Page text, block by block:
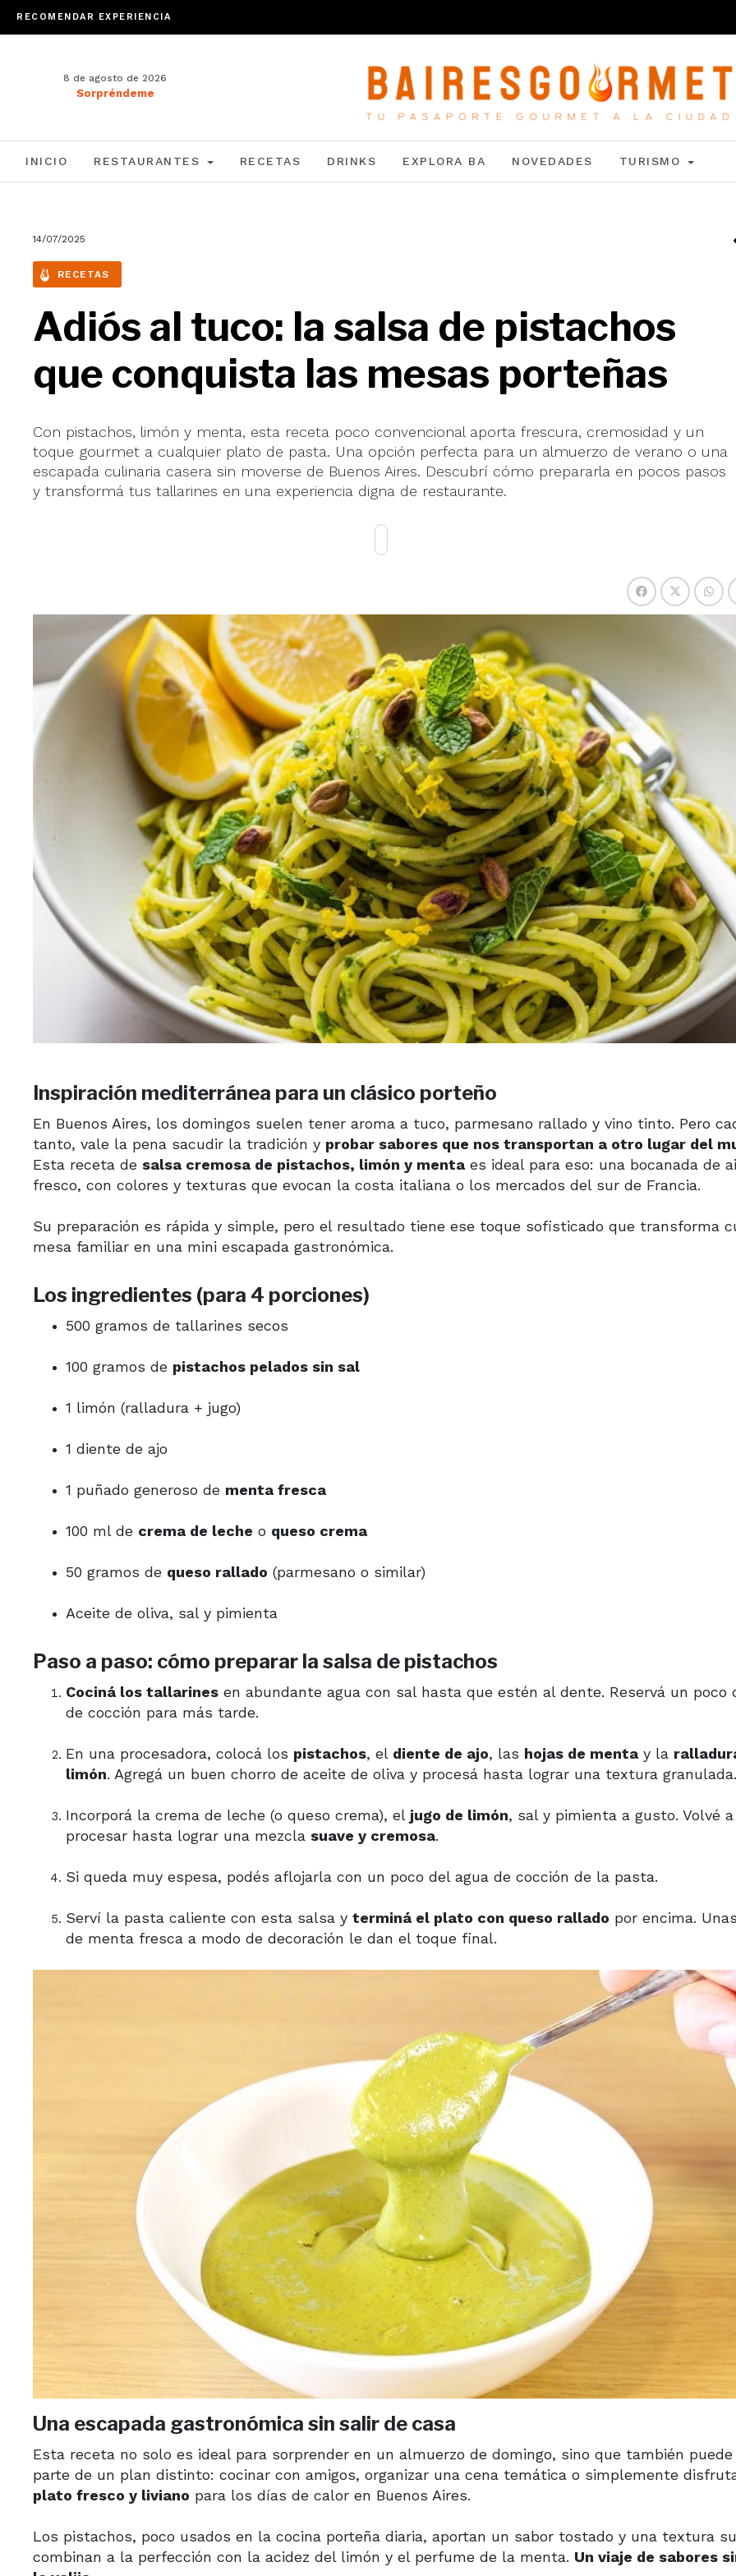
RECOMENDAR EXPERIENCIA
8 de agosto de 2026
Sorpréndeme
INICIO RESTAURANTES RECETAS DRINKS EXPLORA BA NOVEDADES TURISMO
14/07/2025
RECETAS
Adiós al tuco: la salsa de pistachos
que conquista las mesas porteñas
Con pistachos, limón y menta, esta receta poco convencional aporta frescura, cremosidad y un
toque gourmet a cualquier plato de pasta. Una opción perfecta para un almuerzo de verano o una
escapada culinaria casera sin moverse de Buenos Aires. Descubrí cómo prepararla en pocos pasos
y transformá tus tallarines en una experiencia digna de restaurante.
Inspiración mediterránea para un clásico porteño
En Buenos Aires, los domingos suelen tener aroma a tuco, parmesano rallado y vino tinto. Pero
tanto, vale la pena sacudir la tradición y probar sabores que nos transportan a otro lugar del
Esta receta de salsa cremosa de pistachos, limón y menta es ideal para eso: una bocanada de
fresco, con colores y texturas que evocan la costa italiana o los mercados del sur de Francia.
Su preparación es rápida y simple, pero el resultado tiene ese toque sofisticado que transforma
mesa familiar en una mini escapada gastronómica.
Los ingredientes (para 4 porciones)
500 gramos de tallarines secos
100 gramos de pistachos pelados sin sal
1 limón (ralladura + jugo)
1 diente de ajo
1 puñado generoso de menta fresca
100 ml de crema de leche o queso crema
50 gramos de queso rallado (parmesano o similar)
Aceite de oliva, sal y pimienta
Paso a paso: cómo preparar la salsa de pistachos
Cociná los tallarines en abundante agua con sal hasta que estén al dente. Reservá un poco
de cocción para más tarde.
En una procesadora, colocá los pistachos, el diente de ajo, las hojas de menta y la
limón. Agregá un buen chorro de aceite de oliva y procesá hasta lograr una textura granulada.
Incorporá la crema de leche (o queso crema), el jugo de limón, sal y pimienta a gusto. Volvé a
procesar hasta lograr una mezcla suave y cremosa.
Si queda muy espesa, podés aflojarla con un poco del agua de cocción de la pasta.
Serví la pasta caliente con esta salsa y terminá el plato con queso rallado por encima.
de menta fresca a modo de decoración le dan el toque final.
Una escapada gastronómica sin salir de casa
Esta receta no solo es ideal para sorprender en un almuerzo de domingo, sino que también
parte de un plan distinto: cocinar con amigos, organizar una cena temática o simplemente
plato fresco y liviano para los días de calor en Buenos Aires.
Los pistachos, poco usados en la cocina porteña diaria, aportan un sabor tostado y una textura
combinan a la perfección con la acidez del limón y el perfume de la menta. Un viaje de sabores